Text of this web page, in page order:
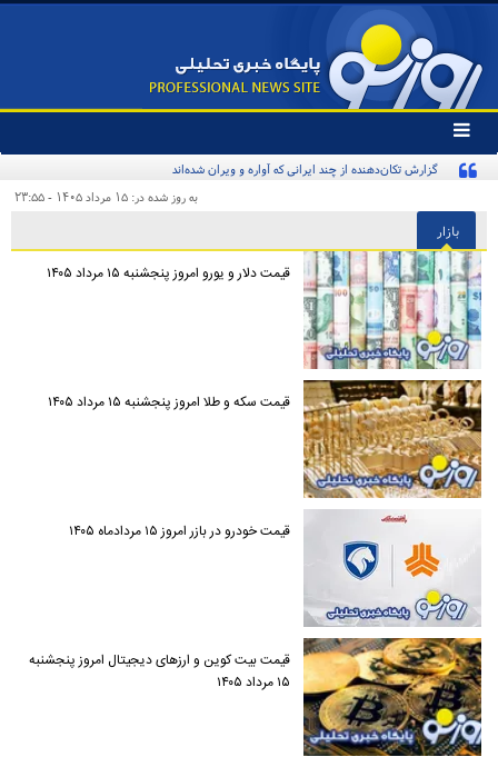
تغییر
وضعیت
منوی
ها
گزارش تکان‌دهنده از چند ایرانی که آواره و ویران شده‌اند
به روز شده در: ۱۵ مرداد ۱۴۰۵ - ۲۳:۵۵
بازار
قیمت دلار و یورو امروز پنجشنبه ۱۵ مرداد ۱۴۰۵
قیمت سکه و طلا امروز پنجشنبه ۱۵ مرداد ۱۴۰۵
قیمت خودرو در بازر امروز ۱۵ مردادماه ۱۴۰۵
قیمت بیت کوین و ارز‌های دیجیتال امروز پنجشنبه
۱۵ مرداد ۱۴۰۵